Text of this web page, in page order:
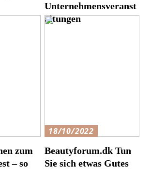
Unternehmensveranst
altungen
zum
– so
18/10/2022
Beautyforum.dk Tun
Sie sich etwas Gutes